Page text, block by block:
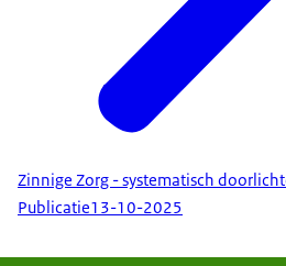
Zinnige Zorg - systematisch
Publicatie13-10-2025